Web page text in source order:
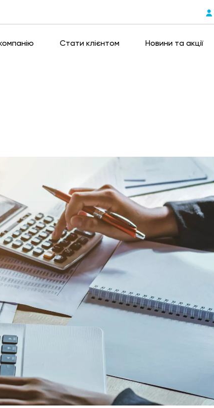
Стати клієнтом Новини та акції